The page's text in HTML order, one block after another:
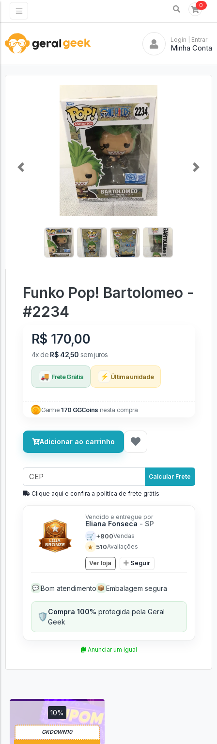
0
Login | Entrar
Minha Conta
Previous Next
Funko Pop! Bartolomeo -
#2234
R$ 170,00
4x de R$ 42,50 sem juros
🚚 Frete Grátis ⚡ Última unidade
Ganhe170 GGCoins nesta compra
Adicionar ao carrinho
Calcular Frete
Clique aqui e confira a politíca de frete grátis
Vendido e entregue por
Eliana Fonseca - SP
🛒 +800Vendas
★ 510Avaliações
Ver loja Seguir
💬 Bom atendimento 📦 Embalagem segura
🛡️Compra 100% protegida pela Geral
Geek
Anunciar um igual
10%